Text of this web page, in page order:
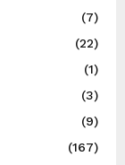
(7)
(22)
(1)
(3)
(9)
(167)